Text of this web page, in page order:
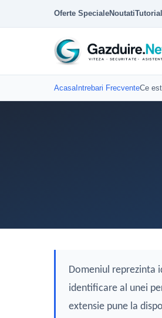
Oferte SpecialeNoutati
AcasaIntrebari FrecventeCe
Domeniul reprezinta
identificare al unei
extensie pune la